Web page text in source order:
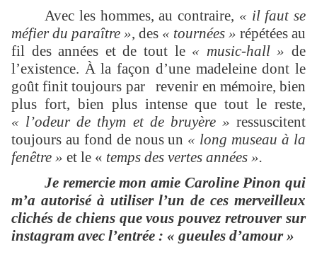
Avec les hommes, au contraire, « il faut se
méfier du paraître », des « tournées » répétées au
fil des années et de tout le « music-hall »de
l’existence. À la façon d’une madeleine dont le
goût finit toujours par revenir en mémoire, bien
plus fort, bien plus intense que tout le reste,
« l’odeur de thym et de bruyère » ressuscitent
toujours au fond de nous un « long museau à la
fenêtre » et le « temps des vertes années ».
Je remercie mon amie Caroline Pinon qui
m’a autorisé à utiliser l’un de ces merveilleux
clichés de chiens que vous pouvez retrouver sur
instagram avec l’entrée : « gueules d’amour »